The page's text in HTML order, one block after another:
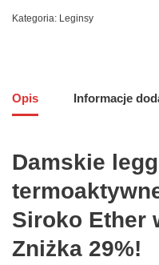
Kategoria: Leginsy
Opis Informacje
Damskie
Siroko Ether
Zniżka 29%!